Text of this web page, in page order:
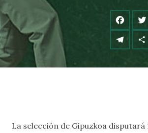
La selección de Gipuzkoa disputará